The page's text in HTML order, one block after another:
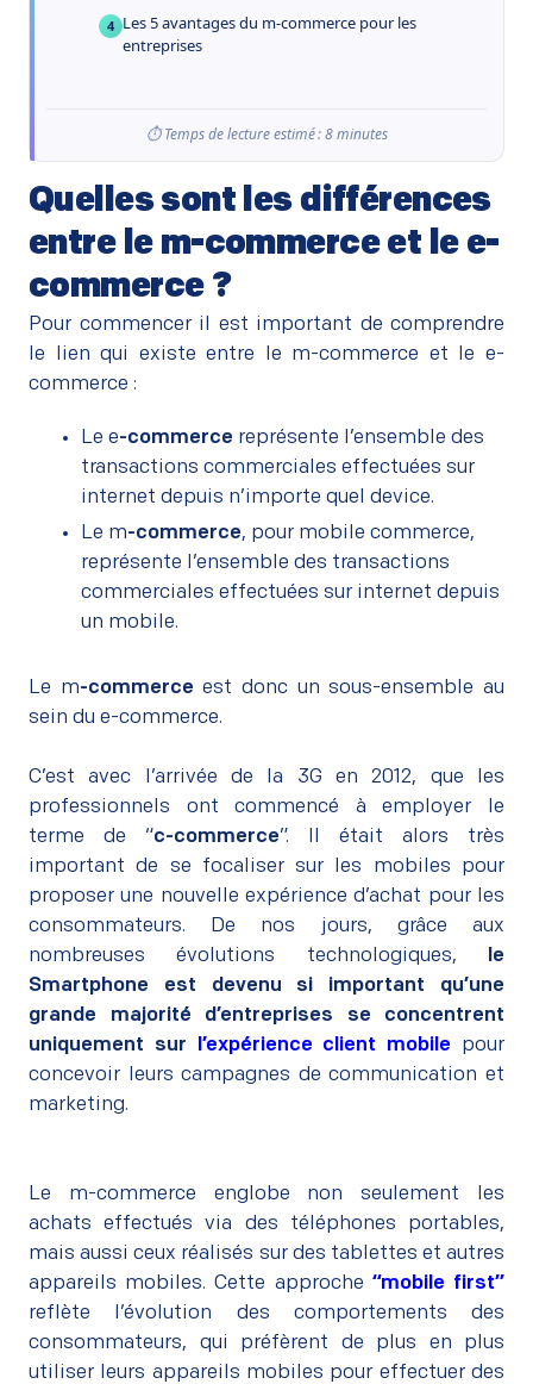
4 Les 5 avantages du m-commerce pour les
entreprises
⏱️ Temps de lecture estimé : 8 minutes
Quelles sont les différences
entre le m-commerce et le e-
commerce ?
Pour commencer il est important de comprendre
le lien qui existe entre le m-commerce et le e-
commerce :
Le e-commerce représente l’ensemble des
transactions commerciales effectuées sur
internet depuis n’importe quel device.
Le m-commerce, pour mobile commerce,
représente l’ensemble des transactions
commerciales effectuées sur internet depuis
un mobile.
Le m-commerce est donc un sous-ensemble au
sein du e-commerce.
C’est avec l’arrivée de la 3G en 2012, que les
professionnels ont commencé à employer le
terme de “c-commerce”. Il était alors très
important de se focaliser sur les mobiles pour
proposer une nouvelle expérience d’achat pour les
consommateurs. De nos jours, grâce aux
nombreuses évolutions technologiques,
le
Smartphone est devenu si important qu’une
grande majorité d’entreprises se concentrent
uniquement sur
l’expérience client mobile pour
concevoir leurs campagnes de communication et
marketing.
Le m-commerce englobe non seulement les
achats effectués via des téléphones portables,
mais aussi ceux réalisés sur des tablettes et autres
appareils mobiles. Cette approche “mobile first”
reflète l’évolution des comportements des
consommateurs, qui préfèrent de plus en plus
utiliser leurs appareils mobiles pour effectuer des